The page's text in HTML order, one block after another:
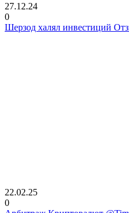
27.12.24
0
Шерзод халял инвестиций
22.02.25
0